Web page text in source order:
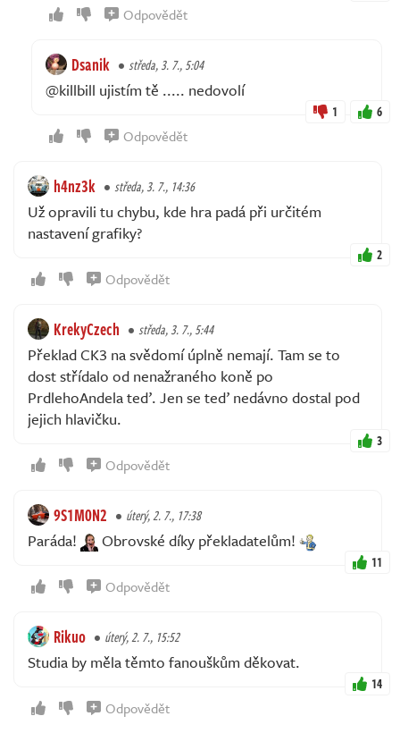
Odpovědět
Dsanik středa, 3. 7., 5:04
@killbill ujistím tě ..... nedovolí
1 6
Odpovědět
h4nz3k středa, 3. 7., 14:36
Už opravili tu chybu, kde hra padá při určitém
nastavení grafiky?
2
Odpovědět
KrekyCzech středa, 3. 7., 5:44
Překlad CK3 na svědomí úplně nemají. Tam se to
dost střídalo od nenažraného koně po
PrdlehoAndela teď. Jen se teď nedávno dostal pod
jejich hlavičku.
3
Odpovědět
9S1M0N2 úterý, 2. 7., 17:38
Paráda! Obrovské díky překladatelům!
11
Odpovědět
Rikuo úterý, 2. 7., 15:52
Studia by měla těmto fanouškům děkovat.
14
Odpovědět